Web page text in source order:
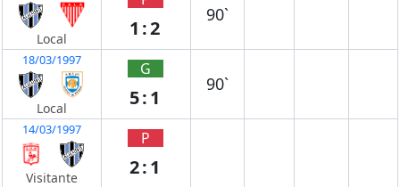
Local 1:2
90`
18/03/1997
Local
G
5:1
90`
14/03/1997
Visitante
P
2:1